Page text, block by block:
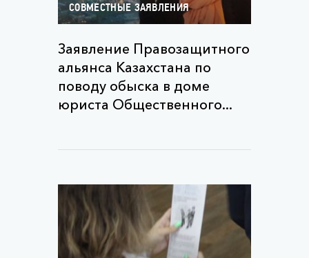
СОВМЕСТНЫЕ ЗАЯВЛЕНИЯ
Заявление Правозащитного
альянса Казахстана по
поводу обыска в доме
юриста Общественного...